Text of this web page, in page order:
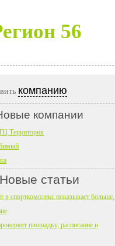
56
компанию
компании
Территория
Новые статьи
в спорткомплекс показывает больше,
площадку, расписание и